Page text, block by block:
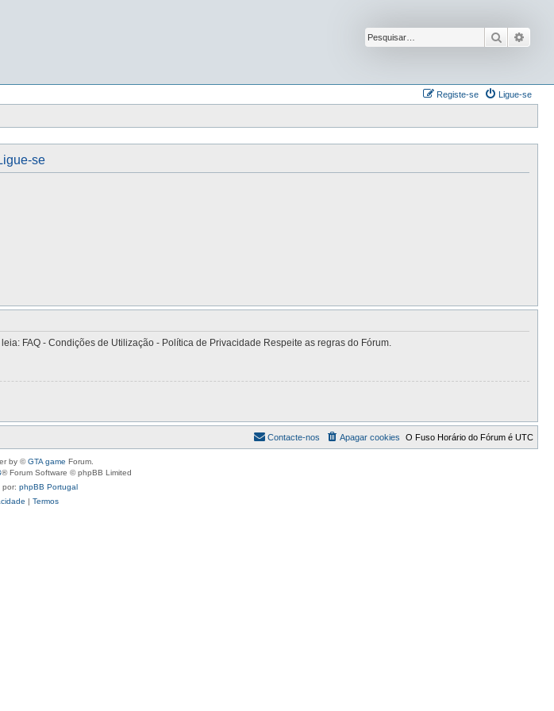
Pesquisar
Ligue-se
Registe-se
se
FAQ - Condições de Utilização - Política de Privacidade Respeite as regras do Fórum.
O Fuso Horário do Fórum é UTC
Apagar cookies
Contacte-nos
by ©GTA game Forum.
® Forum Software © phpBB Limited
por: phpBB Portugal
| Termos